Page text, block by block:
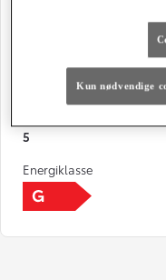
239 g/km
5
Energiklasse
Kun nødvendige